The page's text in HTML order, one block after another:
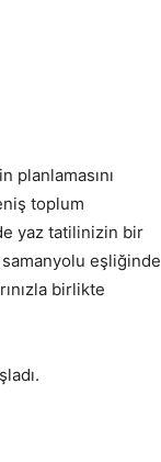
planlamasını
toplum
yaz tatilinizin bir
eşliğinde
birlikte